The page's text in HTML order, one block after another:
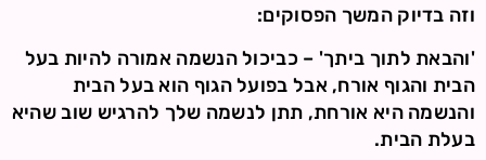
וזה בדיוק המשך הפסוקים:
'והבאת לתוך ביתך' – כביכול הנשמה אמורה להיות בעל
הבית והגוף אורח, אבל בפועל הגוף הוא בעל הבית
והנשמה היא אורחת, תתן לנשמה שלך להרגיש שוב שהיא
בעלת הבית.